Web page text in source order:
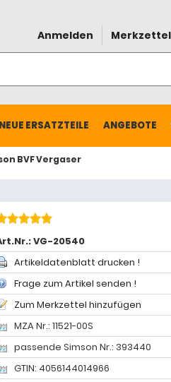
Anmelden Merkzettel
NEUE ERSATZTEILE ANGEBOTE
BVF Vergaser
VG-20540
Artikeldatenblatt drucken !
Frage zum Artikel senden !
Zum Merkzettel hinzufügen
MZA Nr.: 11521-00S
passende Simson Nr.: 393440
GTIN: 4056144014966